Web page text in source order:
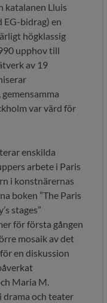
katalanen Lluis
EG-bidrag) en
högklassig
upphov till
av 19
var värd för
enskilda
arbete i Paris
i konstnärernas
boken ”The Paris
stages”
för första gången
mosaik av det
en diskussion
Maria M.
drama och teater